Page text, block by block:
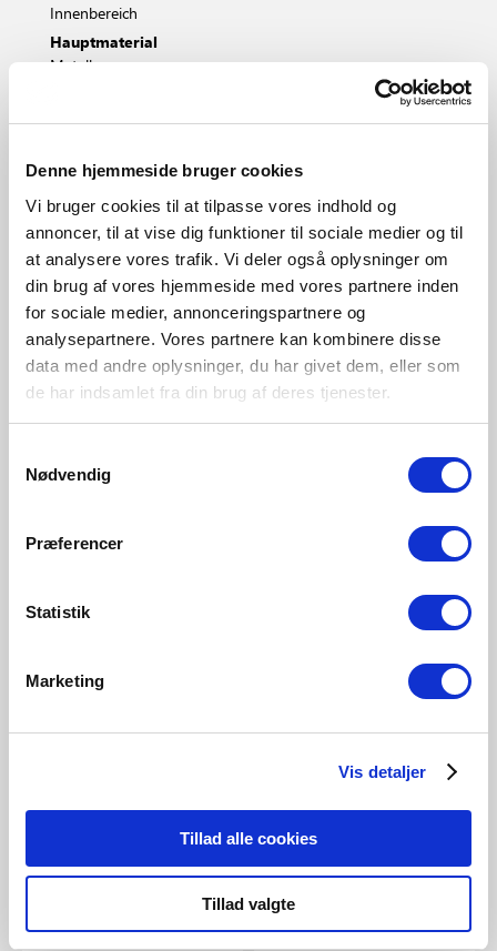
Denne hjemmeside bruger cookies
Vi bruger cookies til at tilpasse vores indhold og
annoncer, til at vise dig funktioner til sociale medier og til
at analysere vores trafik. Vi deler også oplysninger om
din brug af vores hjemmeside med vores partnere inden
for sociale medier, annonceringspartnere og
analysepartnere. Vores partnere kan kombinere disse
data med andre oplysninger, du har givet dem, eller som
de har indsamlet fra din brug af deres tjenester.
Nødvendig
Præferencer
Statistik
Marketing
Vis detaljer
Tillad alle cookies
Tillad valgte
Innenbereich
Hauptmaterial
Metall
Staubgrün
Blau
Hell braun
EUR 2,95
Energetic